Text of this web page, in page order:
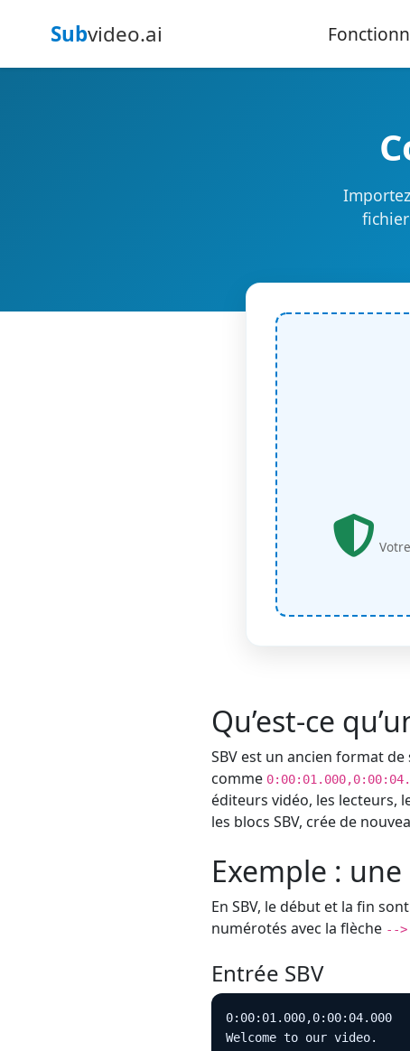
Subvideo.ai
Qu’est-ce
SBV est un ancien format
comme
éditeurs vidéo, les lecteurs,
les blocs SBV, crée de
Exemple :
En SBV, le début et la fin
numérotés avec la flèche -->
Entrée SBV
0:00:01.000,0:00:04.000
Welcome to our video.